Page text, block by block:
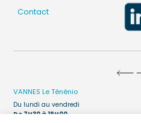
Contact
VANNES Le Ténénio
Du lundi au vendredi
De 7H30 à 19H00